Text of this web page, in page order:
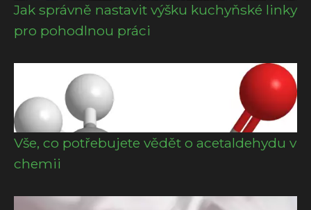
Jak správně nastavit výšku kuchyňské linky
pro pohodlnou práci
Vše, co potřebujete vědět o acetaldehydu v
chemii